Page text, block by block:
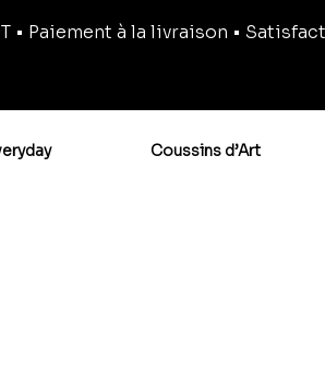
• Paiement à la livraison •
Coussins d’Art